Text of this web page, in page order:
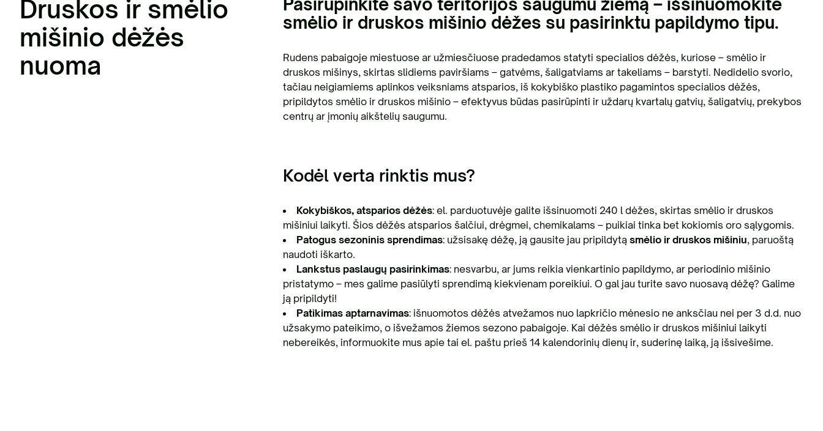
Druskos ir smėlio
mišinio dėžės
nuoma
smėlio ir druskos mišinio dėžes su pasirinktu papildymo tipu.
Rudens pabaigoje miestuose ar užmiesčiuose pradedamos statyti specialios dėžės, kuriose – smėlio ir
druskos mišinys, skirtas slidiems paviršiams – gatvėms, šaligatviams ar takeliams – barstyti. Nedidelio svorio,
tačiau neigiamiems aplinkos veiksniams atsparios, iš kokybiško plastiko pagamintos specialios dėžės,
pripildytos smėlio ir druskos mišinio – efektyvus būdas pasirūpinti ir uždarų kvartalų gatvių, šaligatvių, prekybos
centrų ar įmonių aikštelių saugumu.
Kodėl verta rinktis mus?
Kokybiškos, atsparios dėžės: el. parduotuvėje galite išsinuomoti 240 l dėžes, skirtas smėlio ir druskos
mišiniui laikyti. Šios dėžės atsparios šalčiui, drėgmei, chemikalams – puikiai tinka bet kokiomis oro sąlygomis.
Patogus sezoninis sprendimas: užsisakę dėžę, ją gausite jau pripildytą smėlio ir druskos mišiniu, paruoštą
naudoti iškarto.
Lankstus paslaugų pasirinkimas: nesvarbu, ar jums reikia vienkartinio papildymo, ar periodinio mišinio
pristatymo – mes galime pasiūlyti sprendimą kiekvienam poreikiui. O gal jau turite savo nuosavą dėžę? Galime
ją pripildyti!
Patikimas aptarnavimas: išnuomotos dėžės atvežamos nuo lapkričio mėnesio ne anksčiau nei per 3 d.d. nuo
užsakymo pateikimo, o išvežamos žiemos sezono pabaigoje. Kai dėžės smėlio ir druskos mišiniui laikyti
nebereikės, informuokite mus apie tai el. paštu prieš 14 kalendorinių dienų ir, suderinę laiką, ją išsivešime.